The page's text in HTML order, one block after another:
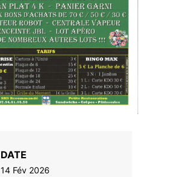
DATE
14 Fév 2026